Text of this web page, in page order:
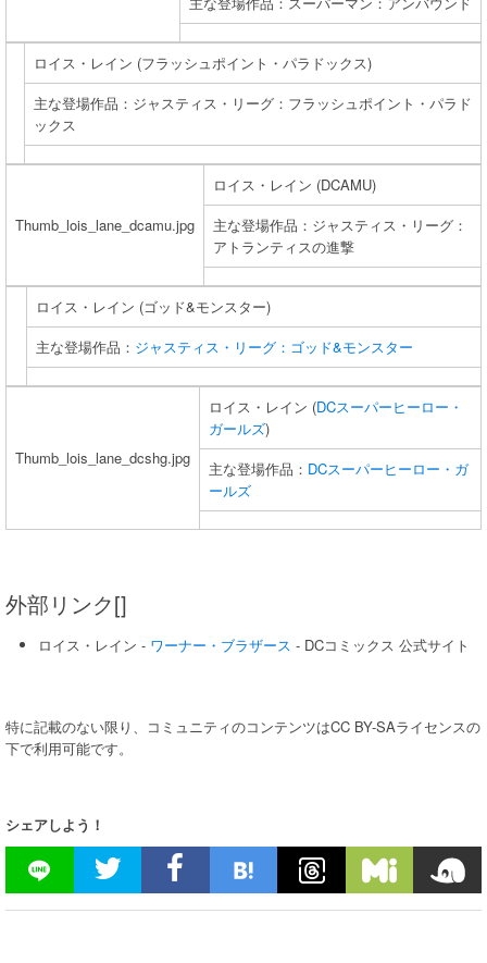
ロイス・レイン (フラッシュポイント・パラドックス)
主な登場作品：ジャスティス・リーグ：フラッシュポイント・パラド
ックス
Thumb_lois_lane_dcamu.jpg
ロイス・レイン (DCAMU)
主な登場作品：ジャスティス・リーグ：
アトランティスの進撃
ロイス・レイン (ゴッド&モンスター)
主な登場作品： ジャスティス・リーグ：ゴッド&モンスター
Thumb_lois_lane_dcshg.jpg
ロイス・レイン (DCスーパーヒーロー・
ガールズ)
主な登場作品： DCスーパーヒーロー・ガ
ールズ
外部リンク[]
ロイス・レイン - ワーナー・ブラザース - DCコミックス 公式サイト
特に記載のない限り、コミュニティのコンテンツはCC BY-SAライセンスの
下で利用可能です。
シェアしよう！